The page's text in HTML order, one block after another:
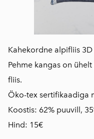
Kahekordne alpifliis
Pehme kangas on
fliis.
Öko-tex sertifikaadiga
Koostis: 62% puuvill,
Hind: 15€